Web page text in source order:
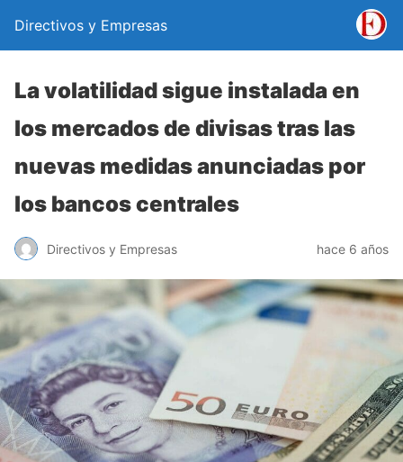
Directivos y Empresas
La volatilidad sigue instalada en
los mercados de divisas tras las
nuevas medidas anunciadas por
los bancos centrales
Directivos y Empresas hace 6 años